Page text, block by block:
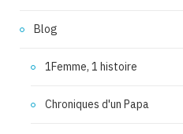
Blog
1Femme, 1 histoire
Chroniques d'un Papa